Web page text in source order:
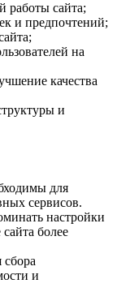
работы сайта;
и предпочтений;
на
качества
и
для
сервисов.
настройки
более
и